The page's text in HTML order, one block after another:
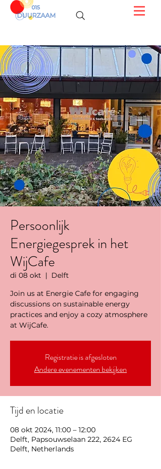
Persoonlijk
Energiegesprek in het
WijCafe
di 08 okt
  |
Delft
Join us at Energie Cafe for engaging
discussions on sustainable energy
practices and enjoy a cozy atmosphere
at WijCafe.
Registratie is afgesloten
Andere evenementen bekijken
Tijd en locatie
08 okt 2024, 11:00 – 12:00
Delft, Papsouwselaan 222, 2624 EG
Delft, Netherlands